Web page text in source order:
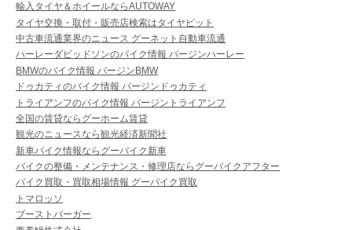
輸入タイヤ＆ホイールならAUTOWAY
タイヤ交換・取付・販売店検索はタイヤピット
中古車流通業界のニュース グーネット自動車流通
ハーレーダビッドソンのバイク情報 バージンハーレー
BMWのバイク情報 バージンBMW
ドゥカティのバイク情報 バージンドゥカティ
トライアンフのバイク情報 バージントライアンフ
全国の賃貸ならグーホーム賃貸
観光のニュースなら観光経済新聞社
新車バイク情報ならグーバイク新車
バイクの整備・メンテナンス・修理店ならグーバイクアフター
バイク買取・買取相場情報 グーバイク買取
トマロッソ
ブーストバーガー